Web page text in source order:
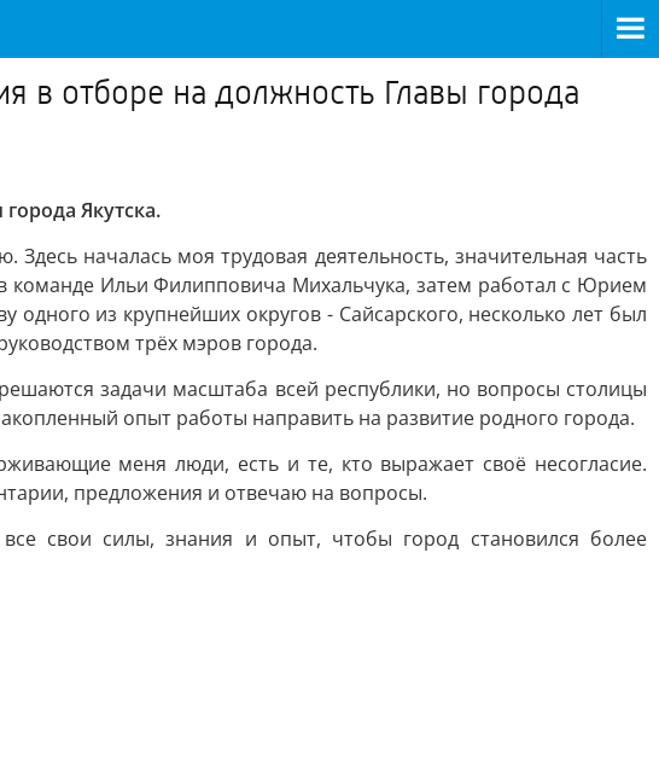
в отборе на должность Главы города
Якутска.
началась моя трудовая деятельность, значительная часть
Ильи Филипповича Михальчука, затем работал с Юрием
из крупнейших округов - Сайсарского, несколько лет был
трёх мэров города.
задачи масштаба всей республики, но вопросы столицы
опыт работы направить на развитие родного города.
меня люди, есть и те, кто выражает своё несогласие.
предложения и отвечаю на вопросы.
свои силы, знания и опыт, чтобы город становился более